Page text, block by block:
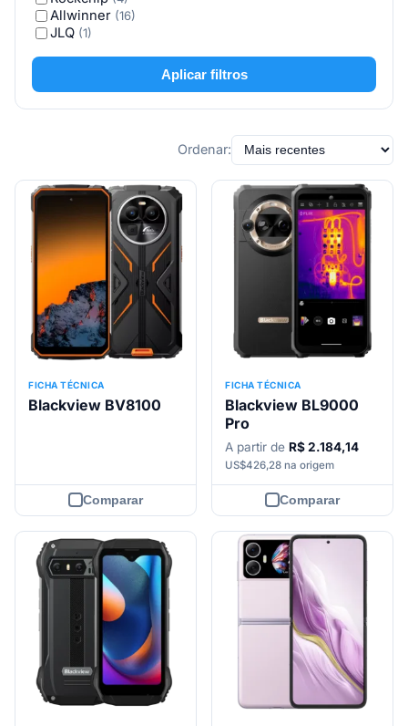
Allwinner (16)
JLQ (1)
Aplicar filtros
Ordenar:
FICHA TÉCNICA
Blackview BV8100
Comparar
FICHA TÉCNICA
Blackview BL9000
Pro
A partir de R$ 2.184,14
US$426,28 na origem
Comparar